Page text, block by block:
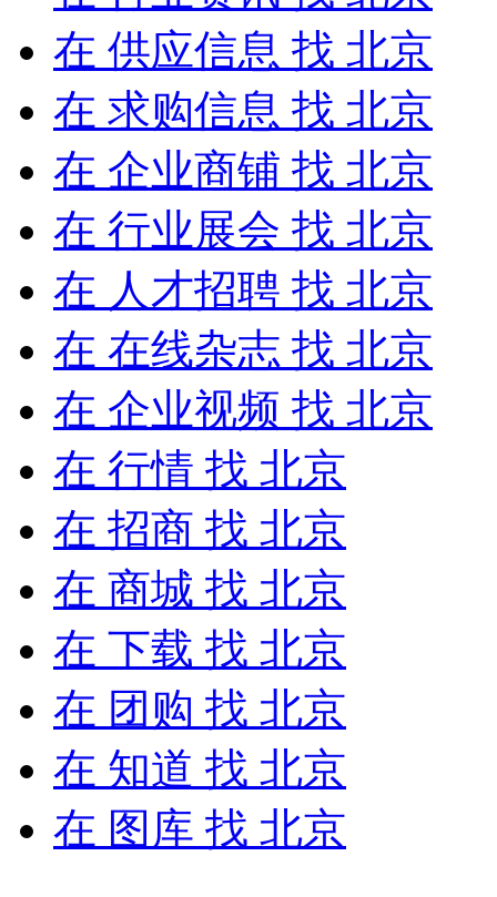
在 供应信息 找 北京
在 求购信息 找 北京
在 企业商铺 找 北京
在 行业展会 找 北京
在 人才招聘 找 北京
在 在线杂志 找 北京
在 企业视频 找 北京
在 行情 找 北京
在 招商 找 北京
在 商城 找 北京
在 下载 找 北京
在 团购 找 北京
在 知道 找 北京
在 图库 找 北京